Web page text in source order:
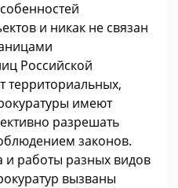
и никак не связан
Российской
территориальных,
имеют
разрешать
законов.
и работы разных видов
вызваны